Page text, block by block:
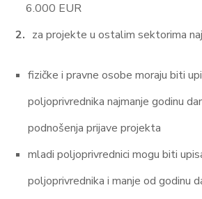
6.000 EUR
za projekte u ostalim sektorima
fizičke i pravne osobe moraju biti
poljoprivrednika najmanje godinu
podnošenja prijave projekta
mladi poljoprivrednici mogu biti
poljoprivrednika i manje od godinu